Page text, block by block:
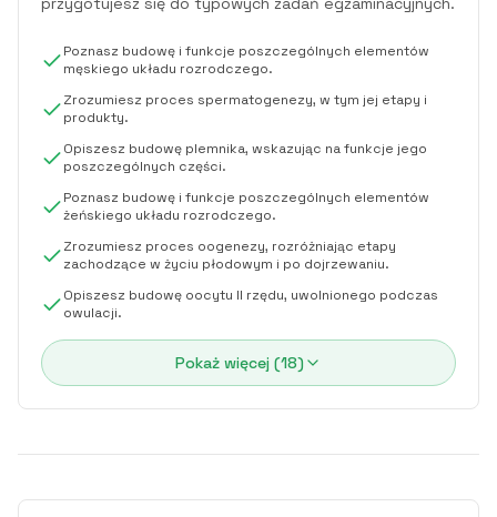
Poznasz budowę i funkcje poszczególnych elementów
męskiego układu rozrodczego.
Zrozumiesz proces spermatogenezy, w tym jej etapy i
produkty.
Opiszesz budowę plemnika, wskazując na funkcje jego
poszczególnych części.
Poznasz budowę i funkcje poszczególnych elementów
żeńskiego układu rozrodczego.
Zrozumiesz proces oogenezy, rozróżniając etapy
zachodzące w życiu płodowym i po dojrzewaniu.
Opiszesz budowę oocytu II rzędu, uwolnionego podczas
owulacji.
Pokaż więcej (18)